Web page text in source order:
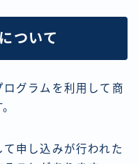
ついて
グラムを利用して商
申し込みが行われた